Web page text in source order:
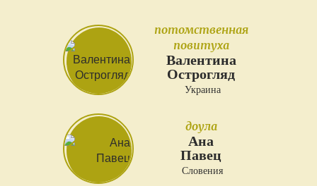
потомственная
повитуха
Валентина
Острогляд
Украина
доула
Ана
Павец
Словения